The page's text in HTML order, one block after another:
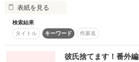
復刻！夏の野いちごビギナーズ応援コン
ャレンジ！～
500文字の不気味なテスト、募集中。
私は何番目の彼女？
表紙を見る
初恋は甘酸っぱい
イチゴの味です。
検索結果
タイトル
キーワード 作家名
彼氏捨てます！番外編